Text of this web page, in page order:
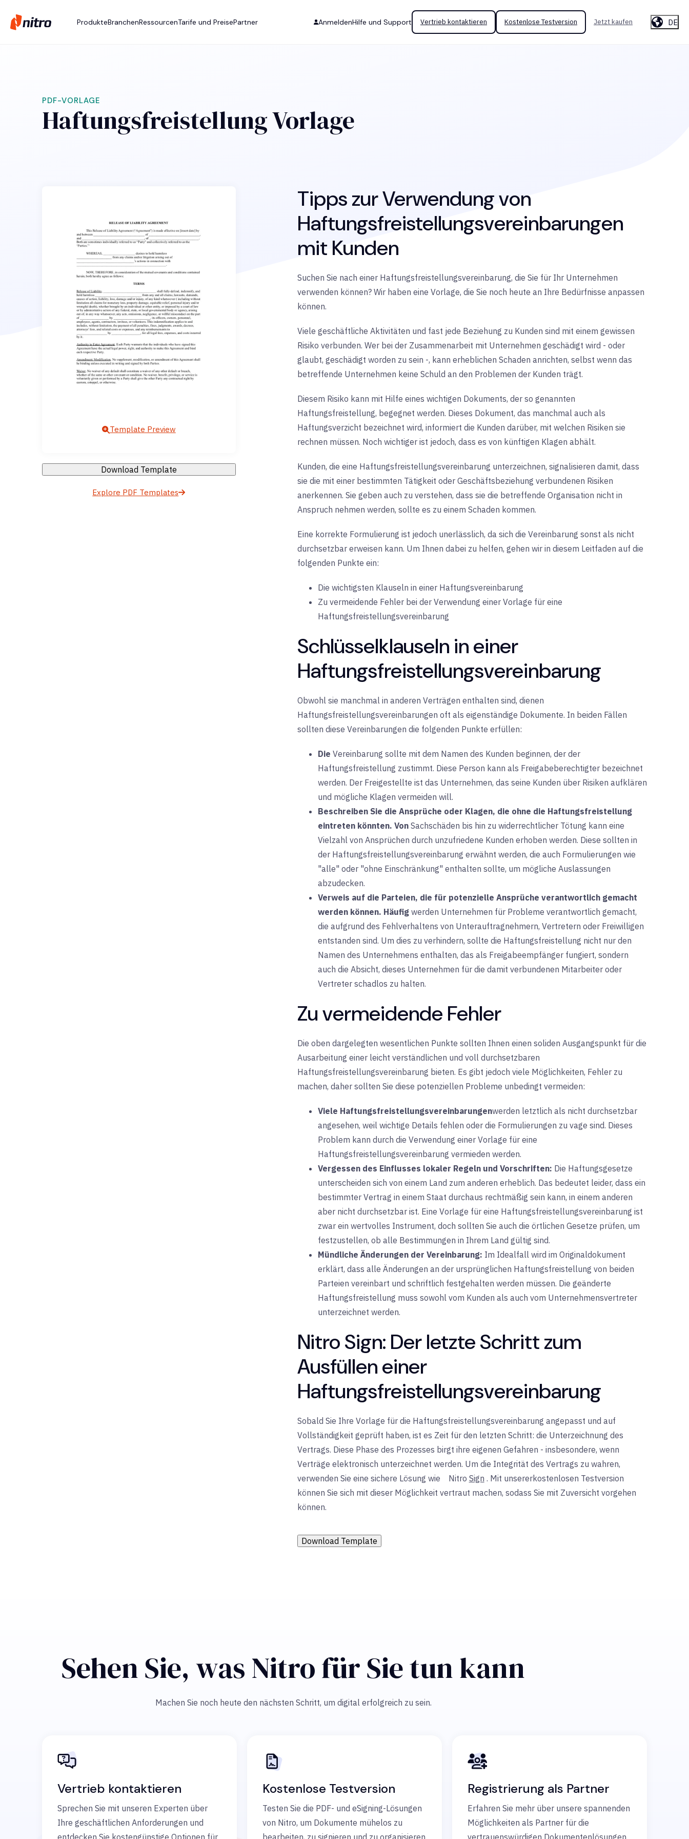
ProdukteBranchenRessourcenTarife und PreisePartner AnmeldenHilfe und Support Vertrieb kontaktieren Kostenlose Testversion Jetzt kaufen DE
PDF-VORLAGE
Haftungsfreistellung Vorlage
Template Preview
Download Template
Explore PDF Templates
Tipps zur Verwendung von
Haftungsfreistellungsvereinbarungen
mit Kunden
Suchen Sie nach einer Haftungsfreistellungsvereinbarung, die Sie für Ihr Unternehmen
verwenden können? Wir haben eine Vorlage, die Sie noch heute an Ihre Bedürfnisse anpassen
können.
Viele geschäftliche Aktivitäten und fast jede Beziehung zu Kunden sind mit einem gewissen
Risiko verbunden. Wer bei der Zusammenarbeit mit Unternehmen geschädigt wird - oder
glaubt, geschädigt worden zu sein -, kann erheblichen Schaden anrichten, selbst wenn das
betreffende Unternehmen keine Schuld an den Problemen der Kunden trägt.
Diesem Risiko kann mit Hilfe eines wichtigen Dokuments, der so genannten
Haftungsfreistellung, begegnet werden. Dieses Dokument, das manchmal auch als
Haftungsverzicht bezeichnet wird, informiert die Kunden darüber, mit welchen Risiken sie
rechnen müssen. Noch wichtiger ist jedoch, dass es von künftigen Klagen abhält.
Kunden, die eine Haftungsfreistellungsvereinbarung unterzeichnen, signalisieren damit, dass
sie die mit einer bestimmten Tätigkeit oder Geschäftsbeziehung verbundenen Risiken
anerkennen. Sie geben auch zu verstehen, dass sie die betreffende Organisation nicht in
Anspruch nehmen werden, sollte es zu einem Schaden kommen.
Eine korrekte Formulierung ist jedoch unerlässlich, da sich die Vereinbarung sonst als nicht
durchsetzbar erweisen kann. Um Ihnen dabei zu helfen, gehen wir in diesem Leitfaden auf die
folgenden Punkte ein:
Die wichtigsten Klauseln in einer Haftungsvereinbarung
Zu vermeidende Fehler bei der Verwendung einer Vorlage für eine
Haftungsfreistellungsvereinbarung
Schlüsselklauseln in einer
Haftungsfreistellungsvereinbarung
Obwohl sie manchmal in anderen Verträgen enthalten sind, dienen
Haftungsfreistellungsvereinbarungen oft als eigenständige Dokumente. In beiden Fällen
sollten diese Vereinbarungen die folgenden Punkte erfüllen:
Die Vereinbarung sollte mit dem Namen des Kunden beginnen, der der
Haftungsfreistellung zustimmt. Diese Person kann als Freigabeberechtigter bezeichnet
werden. Der Freigestellte ist das Unternehmen, das seine Kunden über Risiken aufklären
und mögliche Klagen vermeiden will.
Beschreiben Sie die Ansprüche oder Klagen, die ohne die Haftungsfreistellung
eintreten könnten. Von Sachschäden bis hin zu widerrechtlicher Tötung kann eine
Vielzahl von Ansprüchen durch unzufriedene Kunden erhoben werden. Diese sollten in
der Haftungsfreistellungsvereinbarung erwähnt werden, die auch Formulierungen wie
"alle" oder "ohne Einschränkung" enthalten sollte, um mögliche Auslassungen
abzudecken.
Verweis auf die Parteien, die für potenzielle Ansprüche verantwortlich gemacht
werden können. Häufig werden Unternehmen für Probleme verantwortlich gemacht,
die aufgrund des Fehlverhaltens von Unterauftragnehmern, Vertretern oder Freiwilligen
entstanden sind. Um dies zu verhindern, sollte die Haftungsfreistellung nicht nur den
Namen des Unternehmens enthalten, das als Freigabeempfänger fungiert, sondern
auch die Absicht, dieses Unternehmen für die damit verbundenen Mitarbeiter oder
Vertreter schadlos zu halten.
Zu vermeidende Fehler
Die oben dargelegten wesentlichen Punkte sollten Ihnen einen soliden Ausgangspunkt für die
Ausarbeitung einer leicht verständlichen und voll durchsetzbaren
Haftungsfreistellungsvereinbarung bieten. Es gibt jedoch viele Möglichkeiten, Fehler zu
machen, daher sollten Sie diese potenziellen Probleme unbedingt vermeiden:
Viele Haftungsfreistellungsvereinbarungenwerden letztlich als nicht durchsetzbar
angesehen, weil wichtige Details fehlen oder die Formulierungen zu vage sind. Dieses
Problem kann durch die Verwendung einer Vorlage für eine
Haftungsfreistellungsvereinbarung vermieden werden.
Vergessen des Einflusses lokaler Regeln und Vorschriften: Die Haftungsgesetze
unterscheiden sich von einem Land zum anderen erheblich. Das bedeutet leider, dass ein
bestimmter Vertrag in einem Staat durchaus rechtmäßig sein kann, in einem anderen
aber nicht durchsetzbar ist. Eine Vorlage für eine Haftungsfreistellungsvereinbarung ist
zwar ein wertvolles Instrument, doch sollten Sie auch die örtlichen Gesetze prüfen, um
festzustellen, ob alle Bestimmungen in Ihrem Land gültig sind.
Mündliche Änderungen der Vereinbarung: Im Idealfall wird im Originaldokument
erklärt, dass alle Änderungen an der ursprünglichen Haftungsfreistellung von beiden
Parteien vereinbart und schriftlich festgehalten werden müssen. Die geänderte
Haftungsfreistellung muss sowohl vom Kunden als auch vom Unternehmensvertreter
unterzeichnet werden.
Nitro Sign: Der letzte Schritt zum
Ausfüllen einer
Haftungsfreistellungsvereinbarung
Sobald Sie Ihre Vorlage für die Haftungsfreistellungsvereinbarung angepasst und auf
Vollständigkeit geprüft haben, ist es Zeit für den letzten Schritt: die Unterzeichnung des
Vertrags. Diese Phase des Prozesses birgt ihre eigenen Gefahren - insbesondere, wenn
Verträge elektronisch unterzeichnet werden. Um die Integrität des Vertrags zu wahren,
verwenden Sie eine sichere Lösung wie
Nitro Sign . Mit unsererkostenlosen Testversion
können Sie sich mit dieser Möglichkeit vertraut machen, sodass Sie mit Zuversicht vorgehen
können.
Download Template
Sehen Sie, was Nitro für Sie tun kann
Machen Sie noch heute den nächsten Schritt, um digital erfolgreich zu sein.
Vertrieb kontaktieren
Sprechen Sie mit unseren Experten über
Ihre geschäftlichen Anforderungen und
entdecken Sie kostengünstige Optionen für
Kostenlose Testversion
Testen Sie die PDF- und eSigning-Lösungen
von Nitro, um Dokumente mühelos zu
bearbeiten, zu signieren und zu organisieren
Registrierung als Partner
Erfahren Sie mehr über unsere spannenden
Möglichkeiten als Partner für die
vertrauenswürdigen Dokumentenlösungen